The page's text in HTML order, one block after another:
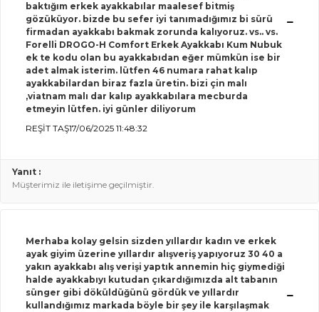
baktığım erkek ayakkabılar maalesef bitmiş
gözüküyor. bizde bu sefer iyi tanımadığımız bi sürü
firmadan ayakkabı bakmak zorunda kalıyoruz. vs.. vs.
Forelli DROGO-H Comfort Erkek Ayakkabı Kum Nubuk
ek te kodu olan bu ayakkabıdan eğer mümkün ise bir
adet almak isterim. lütfen 46 numara rahat kalıp
ayakkabilardan biraz fazla üretin. bizi çin malı
,viatnam malı dar kalıp ayakkabılara mecburda
etmeyin lütfen. iyi günler diliyorum
REŞİT TAŞ17/06/2025 11:48:32
Yanıt :
Müşterimiz ile iletişime geçilmiştir.
Merhaba kolay gelsin sizden yıllardır kadın ve erkek
ayak giyim üzerine yıllardır alışveriş yapıyoruz 30 40 a
yakın ayakkabı alış verişi yaptık annemin hiç giymediği
halde ayakkabıyı kutudan çıkardığımızda alt tabanın
sünger gibi döküldüğünü gördük ve yıllardır
kullandığımız markada böyle bir şey ile karşılaşmak